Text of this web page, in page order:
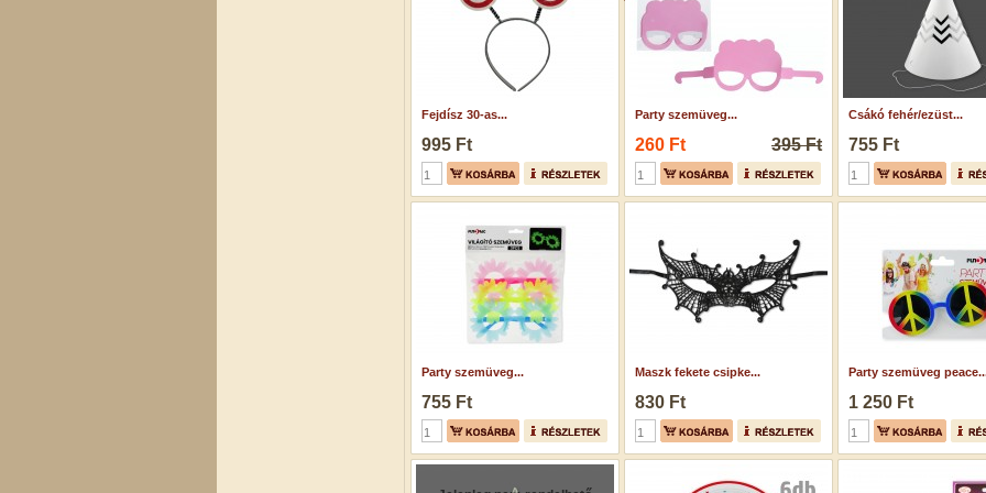
Fejdísz 30-as...
995 Ft
Party szemüveg...
260 Ft 395 Ft
Csákó fehér/ezüst...
755 Ft
Party szemüveg...
755 Ft
Maszk fekete csipke...
830 Ft
Party szemüveg
1 250 Ft